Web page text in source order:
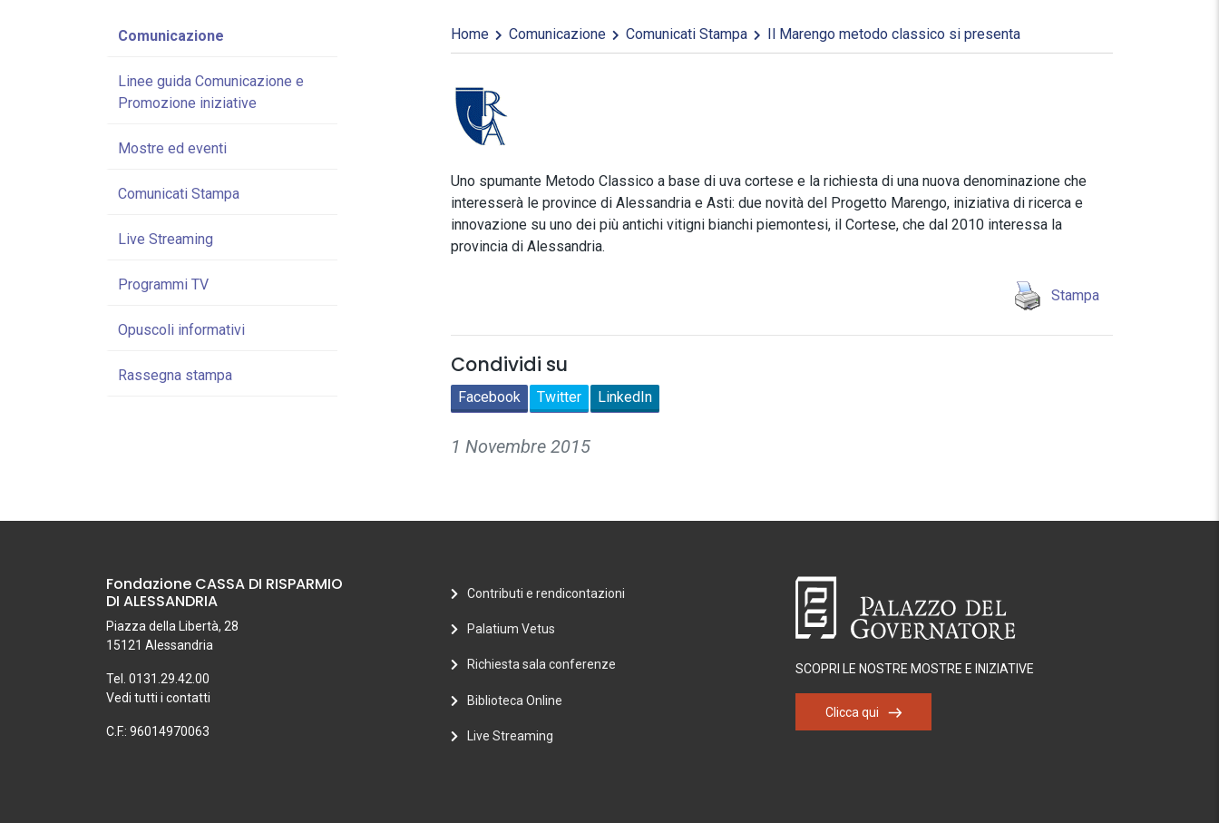
Comunicazione
Linee guida Comunicazione e
Promozione iniziative
Mostre ed eventi
Comunicati Stampa
Live Streaming
Programmi TV
Opuscoli informativi
Rassegna stampa
Home Comunicazione Comunicati Stampa Il Marengo metodo classico si presenta
Uno spumante Metodo Classico a base di uva cortese e la richiesta di una nuova denominazione che
interesserà le province di Alessandria e Asti: due novità del Progetto Marengo, iniziativa di ricerca e
innovazione su uno dei più antichi vitigni bianchi piemontesi, il Cortese, che dal 2010 interessa la
provincia di Alessandria.
Stampa
Condividi su
Facebook Twitter LinkedIn
1 Novembre 2015
Fondazione CASSA DI RISPARMIO
DI ALESSANDRIA
Piazza della Libertà, 28
15121 Alessandria
Tel. 0131.29.42.00
Vedi tutti i contatti
C.F.: 96014970063
Contributi e rendicontazioni
Palatium Vetus
Richiesta sala conferenze
Biblioteca Online
Live Streaming
SCOPRI LE NOSTRE MOSTRE E INIZIATIVE
Clicca qui